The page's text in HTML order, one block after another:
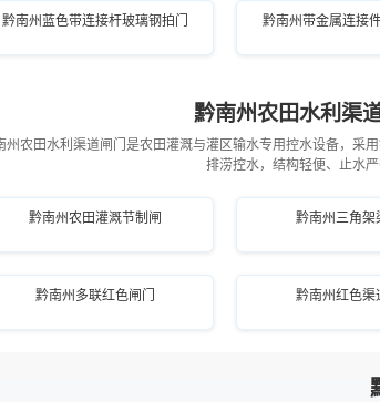
黔南州蓝色带连接杆玻璃钢拍门 黔南州带金属连接
黔南州农田水利渠
州农田水利渠道闸门是农田灌溉与灌区输水专用控水设备，采
排涝控水，结构轻便、止水
黔南州农田灌溉节制闸 黔南州三角架
黔南州多联红色闸门 黔南州红色渠